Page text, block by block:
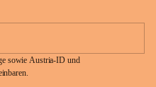
sowie Austria-ID und